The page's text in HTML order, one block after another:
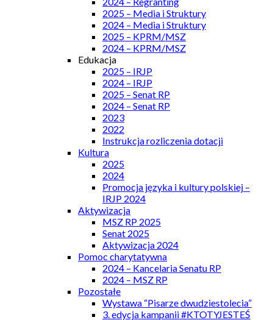
2025 – Media i Struktury
2024 – Media i Struktury
2025 – KPRM/MSZ
2024 – KPRM/MSZ
Edukacja
2025 – IRJP
2024 – IRJP
2025 – Senat RP
2024 – Senat RP
2023
2022
Instrukcja rozliczenia dotacji
Kultura
2025
2024
Promocja języka i kultury polskiej –
IRJP 2024
Aktywizacja
MSZ RP 2025
Senat 2025
Aktywizacja 2024
Pomoc charytatywna
2024 – Kancelaria Senatu RP
2024 – MSZ RP
Pozostałe
Wystawa “Pisarze dwudziestolecia”
3. edycja kampanii #KTOTYJESTEŚ